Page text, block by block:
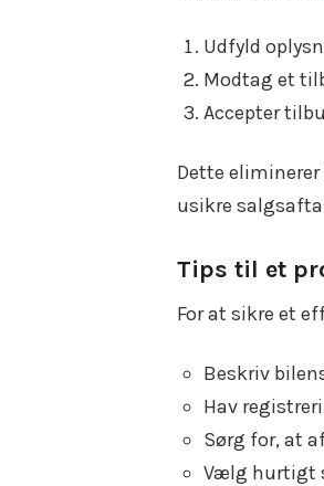
Udfyld
Modtag et
Accepter
Dette
usikre
Tips til et
For at sikre et
Beskriv
Hav
Sørg for, at
Vælg hurtigt